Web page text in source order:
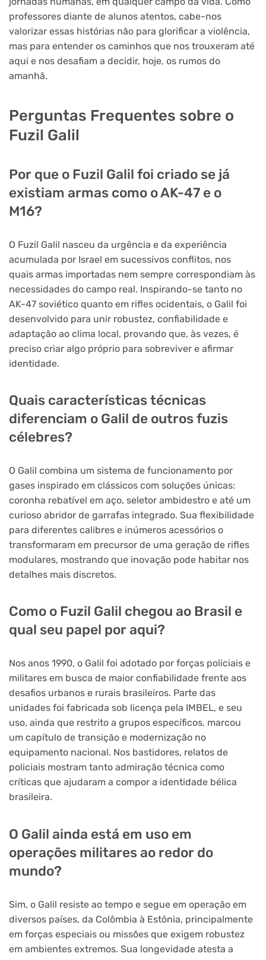
professores diante de alunos atentos, cabe-nos
valorizar essas histórias não para glorificar a violência,
mas para entender os caminhos que nos trouxeram até
aqui e nos desafiam a decidir, hoje, os rumos do
amanhã.
Perguntas Frequentes sobre o
Fuzil Galil
Por que o Fuzil Galil foi criado se já
existiam armas como o AK-47 e o
M16?
O Fuzil Galil nasceu da urgência e da experiência
acumulada por Israel em sucessivos conflitos, nos
quais armas importadas nem sempre correspondiam às
necessidades do campo real. Inspirando-se tanto no
AK-47 soviético quanto em rifles ocidentais, o Galil foi
desenvolvido para unir robustez, confiabilidade e
adaptação ao clima local, provando que, às vezes, é
preciso criar algo próprio para sobreviver e afirmar
identidade.
Quais características técnicas
diferenciam o Galil de outros fuzis
célebres?
O Galil combina um sistema de funcionamento por
gases inspirado em clássicos com soluções únicas:
coronha rebatível em aço, seletor ambidestro e até um
curioso abridor de garrafas integrado. Sua flexibilidade
para diferentes calibres e inúmeros acessórios o
transformaram em precursor de uma geração de rifles
modulares, mostrando que inovação pode habitar nos
detalhes mais discretos.
Como o Fuzil Galil chegou ao Brasil e
qual seu papel por aqui?
Nos anos 1990, o Galil foi adotado por forças policiais e
militares em busca de maior confiabilidade frente aos
desafios urbanos e rurais brasileiros. Parte das
unidades foi fabricada sob licença pela IMBEL, e seu
uso, ainda que restrito a grupos específicos, marcou
um capítulo de transição e modernização no
equipamento nacional. Nos bastidores, relatos de
policiais mostram tanto admiração técnica como
críticas que ajudaram a compor a identidade bélica
brasileira.
O Galil ainda está em uso em
operações militares ao redor do
mundo?
Sim, o Galil resiste ao tempo e segue em operação em
diversos países, da Colômbia à Estônia, principalmente
em forças especiais ou missões que exigem robustez
em ambientes extremos. Sua longevidade atesta a